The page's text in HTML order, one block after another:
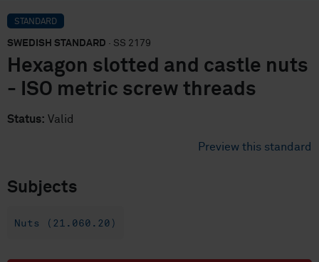
STANDARD
SWEDISH STANDARD · SS 2179
Hexagon slotted and castle nuts
- ISO metric screw threads
Status: Valid
Preview this standard
Subjects
Nuts (21.060.20)